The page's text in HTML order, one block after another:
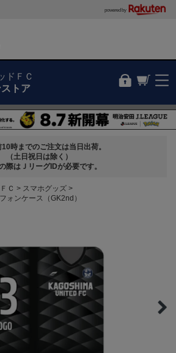
powered by
ドＦＣ
トア
時までのご注文は当日出荷。
（土日祝日は除く）
際はＪリーグIDが必要です。
Ｃ
スマホグッズ
ォンケース（GK2nd）